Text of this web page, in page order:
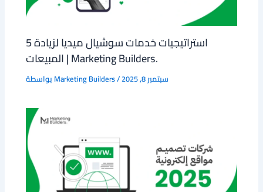
5 استراتيجيات خدمات سوشيال ميديا لزيادة
المبيعات | Marketing Builders.
بواسطة Marketing Builders/ سبتمبر 8, 2025